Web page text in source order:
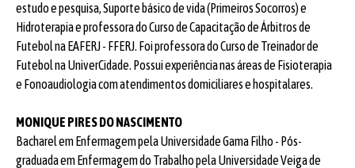
estudo e pesquisa, Suporte básico de vida (Primeiros Socorros) e
Hidroterapia e professora do Curso de Capacitação de Árbitros de
Futebol na EAFERJ - FFERJ. Foi professora do Curso de Treinador de
Futebol na UniverCidade. Possui experiência nas áreas de Fisioterapia
e Fonoaudiologia com atendimentos domiciliares e hospitalares.
MONIQUE PIRES DO NASCIMENTO
Bacharel em Enfermagem pela Universidade Gama Filho - Pós-
graduada em Enfermagem do Trabalho pela Universidade Veiga de